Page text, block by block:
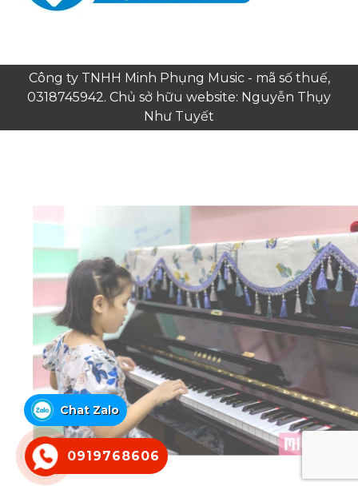
Công ty TNHH Minh Phụng Music - mã số thuế,
0318745942. Chủ sở hữu website: Nguyễn Thụy
Như Tuyết
0919768606
Chat Zalo